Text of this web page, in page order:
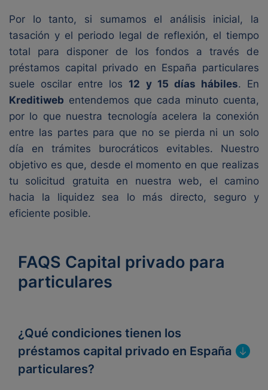
Por lo tanto, si sumamos el análisis inicial, la
tasación y el periodo legal de reflexión, el tiempo
total para disponer de los fondos a través de
préstamos capital privado en España particulares
suele oscilar entre los 12 y 15 días hábiles. En
Kreditiweb entendemos que cada minuto cuenta,
por lo que nuestra tecnología acelera la conexión
entre las partes para que no se pierda ni un solo
día en trámites burocráticos evitables. Nuestro
objetivo es que, desde el momento en que realizas
tu solicitud gratuita en nuestra web, el camino
hacia la liquidez sea lo más directo, seguro y
eficiente posible.
FAQS Capital privado para
particulares
¿Qué condiciones tienen los
préstamos capital privado en España
particulares?